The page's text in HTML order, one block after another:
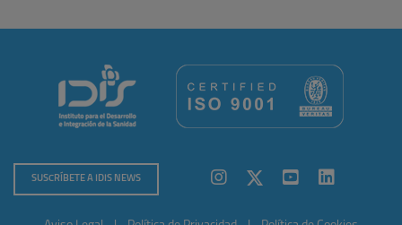
SUSCRÍBETE A IDIS NEWS